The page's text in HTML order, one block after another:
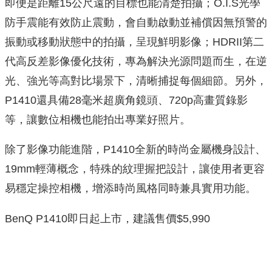
即便是距離15公尺遠的目標也能清楚拍攝；O.I.S光學
防手震能有效防止震動，會自動啟動並補償因無預警的
振動或移動狀態中的拍攝，呈現鮮明影像；HDRII第二
代高反差影像優化技術，專為解決光源問題而生，在逆
光、強光等高對比場景下，清晰捕捉每個細節。另外，
P1410還具備28毫米超廣角鏡頭、720p高畫質錄影
等，讓數位相機也能拍出專業好照片。
除了影像功能進階，P1410全新的時尚金屬機身設計、
19mm輕薄概念，特殊的紋理握把設計，讓使用者更容
易穩定操控相機，增添時尚風格同時兼具實用功能。
BenQ P1410即日起上市，建議售價$5,990